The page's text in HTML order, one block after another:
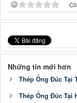
Những tin mới hơn
Thép Ống Đúc Tại
Thép Ống Đúc Tại